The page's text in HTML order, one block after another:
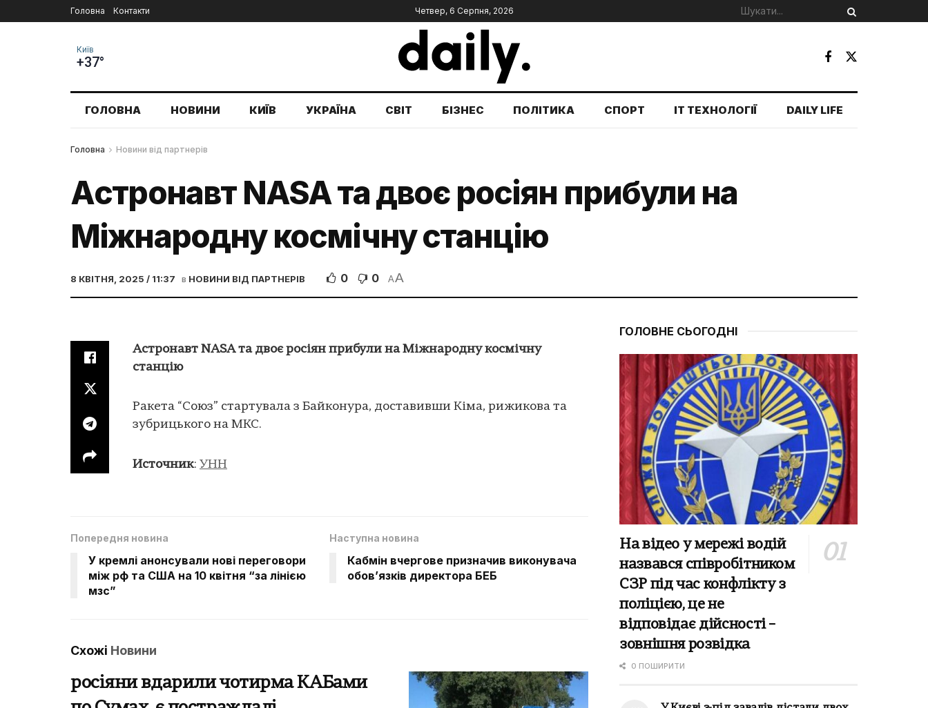
Головна Контакти Четвер, 6 Серпня, 2026
Київ
+37°
ГОЛОВНА НОВИНИ КИЇВ УКРАЇНА СВІТ БІЗНЕС ПОЛІТИКА СПОРТ IT ТЕХНОЛОГІЇ DAILY LIFE
Головна Новини від партнерів
Aстронавт NASA та двоє росіян прибули на
Міжнародну космічну станцію
8 КВІТНЯ, 2025 / 11:37 в НОВИНИ ВІД ПАРТНЕРІВ 0 0 AA
Aстронавт NASA та двоє росіян прибули на Міжнародну космічну
станцію
Ракета “Союз” стартувала з Байконура, доставивши Кіма, рижикова та
зубрицького на МКС.
Источник: УНН
Попередня новина
У кремлі анонсували нові переговори
між рф та США на 10 квітня “за лінією
мзс”
Наступна новина
Кабмін вчергове призначив виконувача
обов’язків директора БЕБ
Схожі Новини
росіяни вдарили чотирма КАБами
ГОЛОВНЕ СЬОГОДНІ
На відео у мережі водій
назвався співробітником
СЗР під час конфлікту з
поліцією, це не
відповідає дійсності –
зовнішня розвідка
0 ПОШИРИТИ